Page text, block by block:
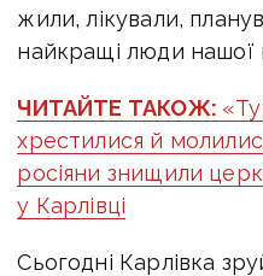
жили, лікували,
найкращі люди нашої
ЧИТАЙТЕ ТАКОЖ:
хрестилися й
росіяни знищили
у Карлівці
Сьогодні Карлівка